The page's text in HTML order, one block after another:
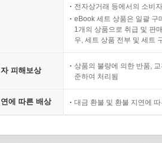
전자상거래 등에서의 소비
eBook 세트 상품은 일괄 구
1개의 상품으로 취급 및 판
우, 세트 상품 전부 및 세트
피해보상
상품의 불량에 의한 반품,
준하여 처리됨
에 따른 배상 대금 환불 및 환불 지연에